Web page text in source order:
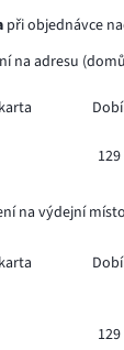
při objednávce
na adresu
na výdejní místo